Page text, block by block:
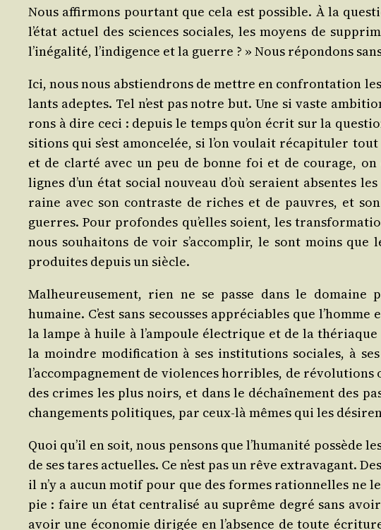
Nous affir­mons pour­tant que cela est pos­sible. À la
l’état actuel des sciences sociales, les moyens de
l’inégalité, l’indigence et la guerre ? » Nous répon­dons
Ici, nous nous abs­tien­drons de mettre en confron­ta­tion
lants adeptes. Tel n’est pas notre but. Une si vaste
rons à dire ceci : depuis le temps qu’on écrit sur la
si­tions qui s’est amon­ce­lée, si l’on vou­lait réca­pi­tu­ler
et de clar­té avec un peu de bonne foi et de cou­rage,
lignes d’un état social nou­veau d’où seraient absentes
raine avec son contraste de riches et de pauvres, et
guerres. Pour pro­fondes qu’elles soient, les
nous sou­hai­tons de voir s’accomplir, le sont moins
pro­duites depuis un siècle.
Mal­heu­reu­se­ment, rien ne se passe dans le domaine
humaine. C’est sans secousses appré­ciables que
la lampe à huile à l’ampoule élec­trique et de la
la moindre modi­fi­ca­tion à ses ins­ti­tu­tions sociales, à
l’accompagnement de vio­lences hor­ribles, de révo­lu­tions
des crimes les plus noirs, et dans le déchaî­ne­ment des
chan­ge­ments poli­tiques, par ceux-là mêmes qui les
Quoi qu’il en soit, nous pen­sons que l’humanité pos­sède
de ses tares actuelles. Ce n’est pas un rêve extra­va­gant.
il n’y a aucun motif pour que des formes ration­nelles ne
pie : faire un état cen­tra­li­sé au suprême degré sans
avoir une éco­no­mie diri­gée en l’absence de toute